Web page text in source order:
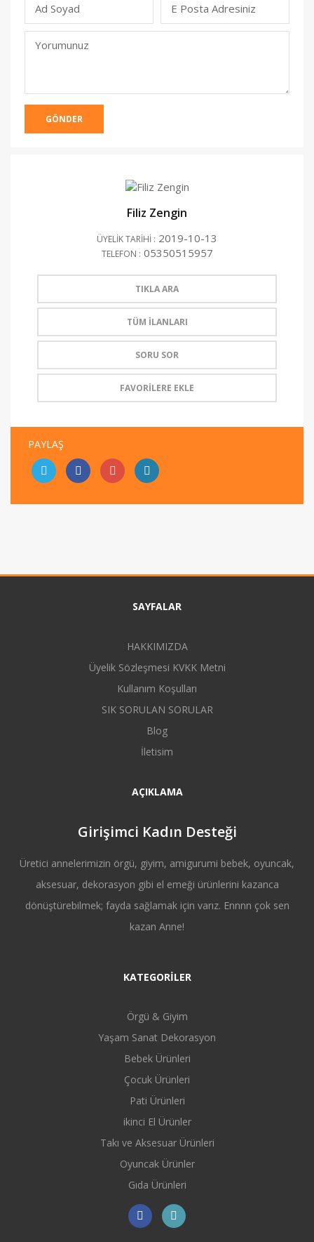
Ad Soyad E Posta Adresiniz
Yorumunuz
GÖNDER
Filiz Zengin
ÜYELİK TARİHİ : 2019-10-13
TELEFON : 05350515957
TIKLA ARA
TÜM İLANLARI
SORU SOR
FAVORİLERE EKLE
PAYLAŞ
SAYFALAR
HAKKIMIZDA
Üyelik Sözleşmesi KVKK Metni
Kullanım Koşulları
SIK SORULAN SORULAR
Blog
İletisim
AÇIKLAMA
Girişimci Kadın Desteği
Üretici annelerimizin örgü, giyim, amigurumi bebek, oyuncak,
aksesuar, dekorasyon gibi el emeği ürünlerini kazanca
dönüştürebilmek; fayda sağlamak için varız. Ennnn çok sen
kazan Anne!
KATEGORİLER
Örgü & Giyim
Yaşam Sanat Dekorasyon
Bebek Ürünleri
Çocuk Ürünleri
Pati Ürünleri
ikinci El Ürünler
Takı ve Aksesuar Ürünleri
Oyuncak Ürünler
Gıda Ürünleri